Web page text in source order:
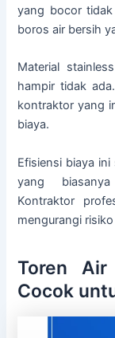
yang bocor
boros air bersih
Material
hampir tidak
kontraktor yang
biaya.
Efisiensi biaya
yang
Kontraktor
mengurangi
Toren Air
Cocok